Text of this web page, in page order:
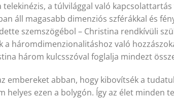
a túlvilággal való
áll magasabb dimenziós szférákkal és
szemszögébol – Christina rendkívüli
a háromdimenzionalitáshoz való
három kulcsszóval foglalja mindezt
embereket abban, hogy kibovítsék a
helyes ezen a bolygón. Így az élet minden